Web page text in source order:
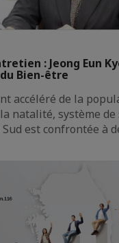
: Jeong Eun
Bien-être
accéléré de la
natalité, système
Sud est confrontée à